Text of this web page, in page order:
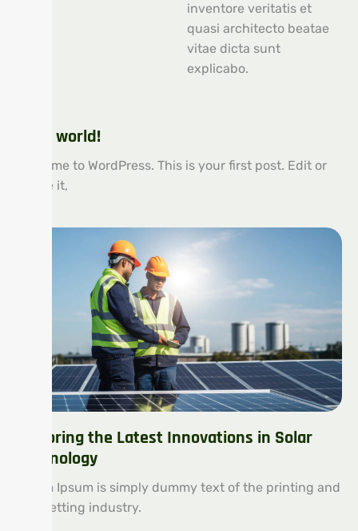
inventore veritatis et
quasi architecto beatae
vitae dicta sunt
explicabo.
Hello world!
Welcome to WordPress. This is your first post. Edit or
delete it,
Exploring the Latest Innovations in Solar
Technology
Lorem Ipsum is simply dummy text of the printing and
typesetting industry.